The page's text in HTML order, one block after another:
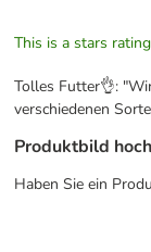
This is a stars
Tolles Futter👌:
verschiedenen
Produktbild
Haben Sie ein